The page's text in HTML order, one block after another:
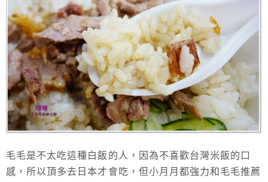
毛毛是不太吃這種白飯的人，因為不喜歡台灣米飯的口
感，所以頂多去日本才會吃，但小月月都強力和毛毛推薦